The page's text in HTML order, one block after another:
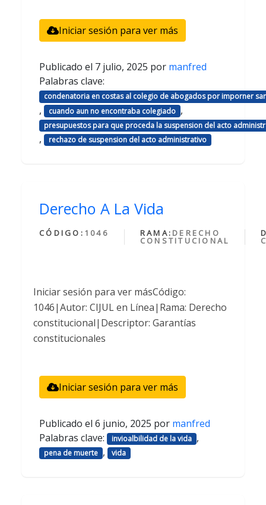
Iniciar sesión para ver más
Publicado el 7 julio, 2025 por manfred
Palabras clave:
condenatoria en costas al colegio de abogados por imporner
, cuando aun no encontraba colegiado ,
presupuestos para que proceda la suspension del acto
, rechazo de suspension del acto administrativo
Derecho A La Vida
CÓDIGO: 1046 RAMA: DERECHO
CONSTITUCIONAL
Iniciar sesión para ver másCódigo:
1046|Autor: CIJUL en Línea|Rama: Derecho
constitucional|Descriptor: Garantías
constitucionales
Iniciar sesión para ver más
Publicado el 6 junio, 2025 por manfred
Palabras clave:
invioalbilidad de la vida ,
pena de muerte , vida